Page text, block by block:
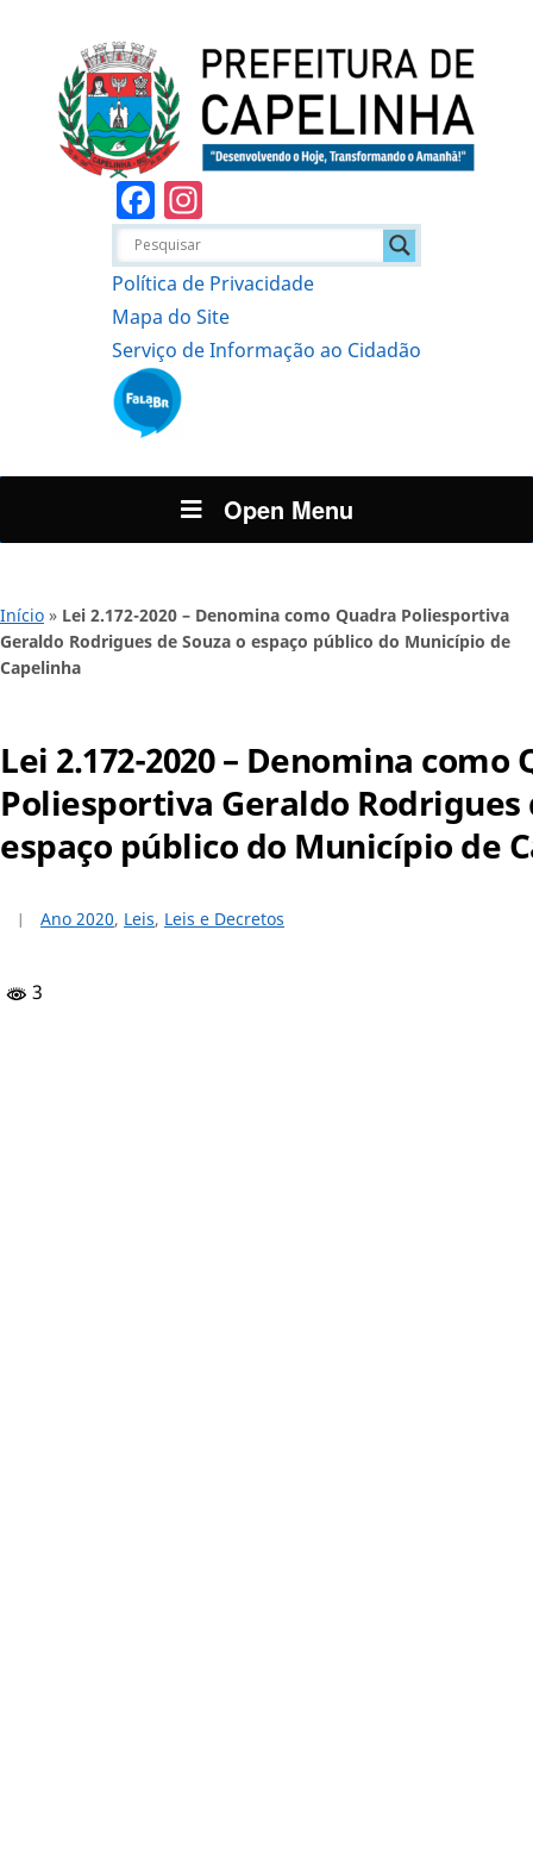
Facebook
Política de Privacidade
Mapa do Site
Serviço de Informação ao Cidadão
Open Menu
Início » Lei 2.172-2020 – Denomina como Quadra Poliesportiva
Geraldo Rodrigues de Souza o espaço público do Município de
Capelinha
Lei 2.172-2020 – Denomina como
Poliesportiva Geraldo Rodrigues
espaço público do Município de
Ano 2020, Leis, Leis e Decretos
3